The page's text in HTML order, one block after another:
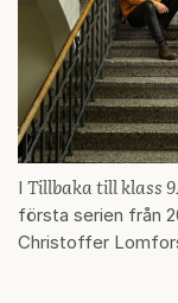
I Tillbaka till klass
första serien från
Christoffer